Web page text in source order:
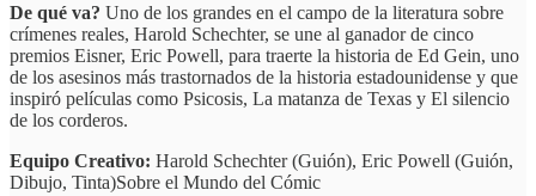
De qué va? Uno de los grandes en el campo de la literatura sobre
crímenes reales, Harold Schechter, se une al ganador de cinco
premios Eisner, Eric Powell, para traerte la historia de Ed Gein, uno
de los asesinos más trastornados de la historia estadounidense y que
inspiró películas como Psicosis, La matanza de Texas y El silencio
de los corderos.
Equipo Creativo: Harold Schechter (Guión), Eric Powell (Guión,
Dibujo, Tinta)Sobre el Mundo del Cómic